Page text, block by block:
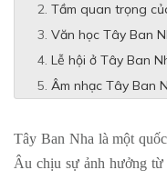
Tầm quan trọng
Văn học Tây Ban
Lễ hội ở Tây Ban
Âm nhạc Tây Ban
Tây Ban Nha là một
Âu chịu sự ảnh hưởng từ